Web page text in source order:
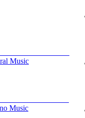
Music
Music